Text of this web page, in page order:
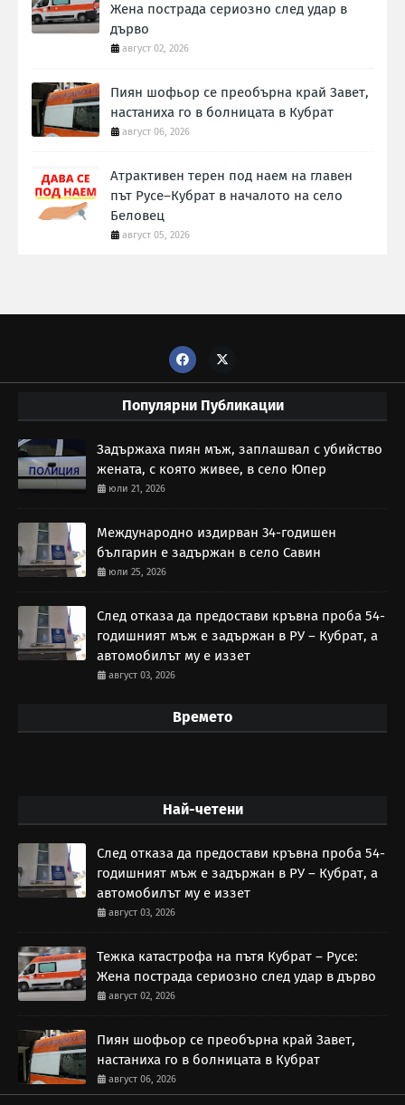
Жена пострада сериозно след удар в
дърво
август 02, 2026
Пиян шофьор се преобърна край Завет,
настаниха го в болницата в Кубрат
август 06, 2026
Атрактивен терен под наем на главен
път Русе–Кубрат в началото на село
Беловец
август 05, 2026
Популярни Публикации
Задържаха пиян мъж, заплашвал с убийство
жената, с която живее, в село Юпер
юли 21, 2026
Международно издирван 34-годишен
българин е задържан в село Савин
юли 25, 2026
След отказа да предостави кръвна проба 54-
годишният мъж е задържан в РУ – Кубрат, а
автомобилът му е иззет
август 03, 2026
Времето
Най-четени
След отказа да предостави кръвна проба 54-
годишният мъж е задържан в РУ – Кубрат, а
автомобилът му е иззет
август 03, 2026
Тежка катастрофа на пътя Кубрат – Русе:
Жена пострада сериозно след удар в дърво
август 02, 2026
Пиян шофьор се преобърна край Завет,
настаниха го в болницата в Кубрат
август 06, 2026